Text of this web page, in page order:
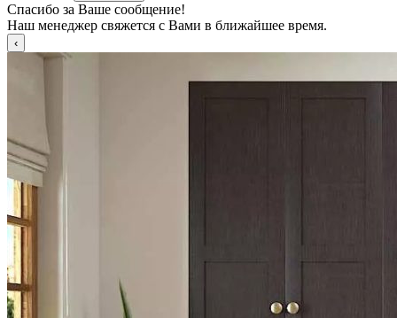
Спасибо за Ваше сообщение!
Наш менеджер свяжется с Вами в ближайшее время.